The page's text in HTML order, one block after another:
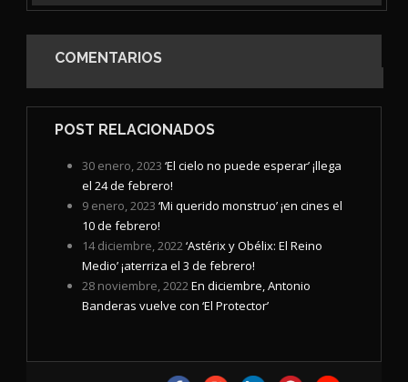
COMENTARIOS
POST RELACIONADOS
30 enero, 2023 ‘El cielo no puede esperar’ ¡llega
el 24 de febrero!
9 enero, 2023 ‘Mi querido monstruo’ ¡en cines el
10 de febrero!
14 diciembre, 2022‘Astérix y Obélix: El Reino
Medio’ ¡aterriza el 3 de febrero!
28 noviembre, 2022En diciembre, Antonio
Banderas vuelve con ‘El Protector’